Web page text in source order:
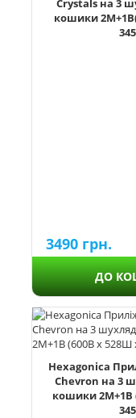
Crystals на 3
кошики
3490 грн.
ДО
Hexagonica
Chevron на 3
кошики 2М+1В